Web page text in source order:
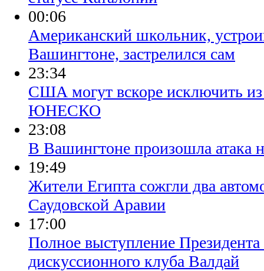
00:06
Американский школьник,
Вашингтоне, застрелился сам
23:34
США могут вскоре исключить из
ЮНЕСКО
23:08
В Вашингтоне произошла атака
19:49
Жители Египта сожгли два
Саудовской Аравии
17:00
Полное выступление
дискуссионного клуба Валдай